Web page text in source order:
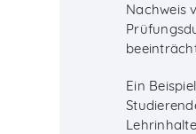
Nachweis
Ein